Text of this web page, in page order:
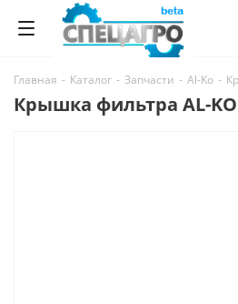
Главная - Каталог - Запчасти - Al-Ko -
Крышка фильтра AL-KO